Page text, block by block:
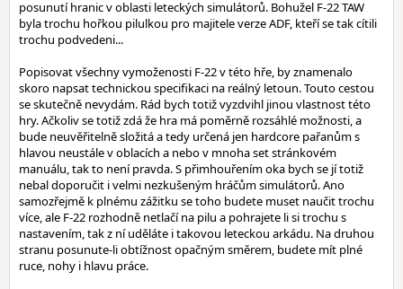
posunutí hranic v oblasti leteckých simulátorů. Bohužel F-22 TAW
byla trochu hořkou pilulkou pro majitele verze ADF, kteří se tak cítili
trochu podvedeni...
Popisovat všechny vymoženosti F-22 v této hře, by znamenalo
skoro napsat technickou specifikaci na reálný letoun. Touto cestou
se skutečně nevydám. Rád bych totiž vyzdvihl jinou vlastnost této
hry. Ačkoliv se totiž zdá že hra má poměrně rozsáhlé možnosti, a
bude neuvěřitelně složitá a tedy určená jen hardcore pařanům s
hlavou neustále v oblacích a nebo v mnoha set stránkovém
manuálu, tak to není pravda. S přimhouřením oka bych se jí totiž
nebal doporučit i velmi nezkušeným hráčům simulátorů. Ano
samozřejmě k plnému zážitku se toho budete muset naučit trochu
více, ale F-22 rozhodně netlačí na pilu a pohrajete li si trochu s
nastavením, tak z ní uděláte i takovou leteckou arkádu. Na druhou
stranu posunute-li obtížnost opačným směrem, budete mít plné
ruce, nohy i hlavu práce.